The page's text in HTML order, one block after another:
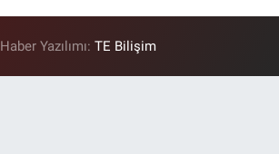
Haber Yazılımı:TE Bilişim